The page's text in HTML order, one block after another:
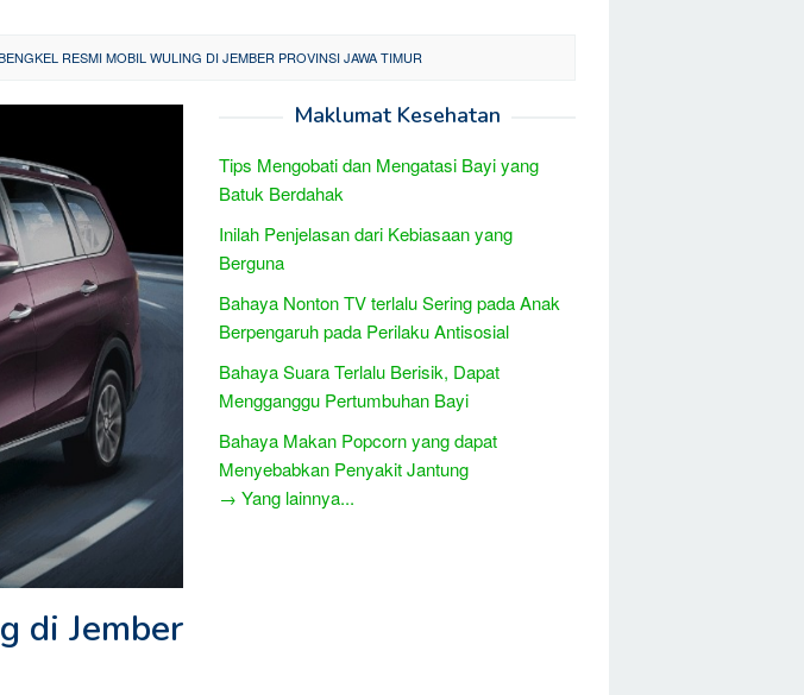
RESMI MOBIL WULING DI JEMBER PROVINSI JAWA TIMUR
di Jember
Maklumat Kesehatan
Tips Mengobati dan Mengatasi Bayi yang
Batuk Berdahak
Inilah Penjelasan dari Kebiasaan yang
Berguna
Bahaya Nonton TV terlalu Sering pada Anak
Berpengaruh pada Perilaku Antisosial
Bahaya Suara Terlalu Berisik, Dapat
Mengganggu Pertumbuhan Bayi
Bahaya Makan Popcorn yang dapat
Menyebabkan Penyakit Jantung
→ Yang lainnya...